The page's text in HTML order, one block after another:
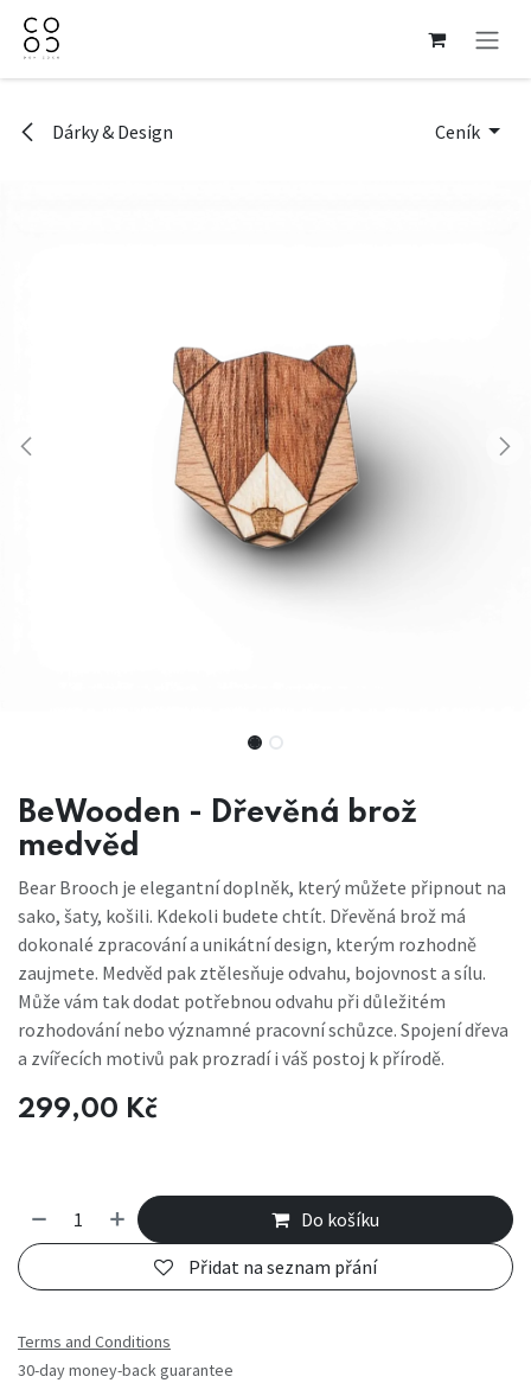
Přejít na obsah
Dárky & Design Ceník
BeWooden - Dřevěná brož
medvěd
Bear Brooch je elegantní doplněk, který můžete připnout na
sako, šaty, košili. Kdekoli budete chtít. Dřevěná brož má
dokonalé zpracování a unikátní design, kterým rozhodně
zaujmete. Medvěd pak ztělesňuje odvahu, bojovnost a sílu.
Může vám tak dodat potřebnou odvahu při důležitém
rozhodování nebo významné pracovní schůzce. Spojení dřeva
a zvířecích motivů pak prozradí i váš postoj k přírodě.
299,00 Kč
Do košíku
Přidat na seznam přání
Terms and Conditions
30-day money-back guarantee